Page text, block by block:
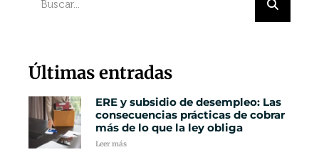
Últimas entradas
ERE y subsidio de desempleo: Las
consecuencias prácticas de cobrar
más de lo que la ley obliga
Leer más